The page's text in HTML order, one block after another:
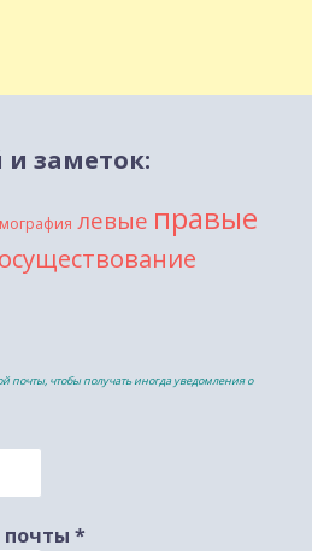
заметок:
левые правые
почты, чтобы получать иногда уведомления о
почты *